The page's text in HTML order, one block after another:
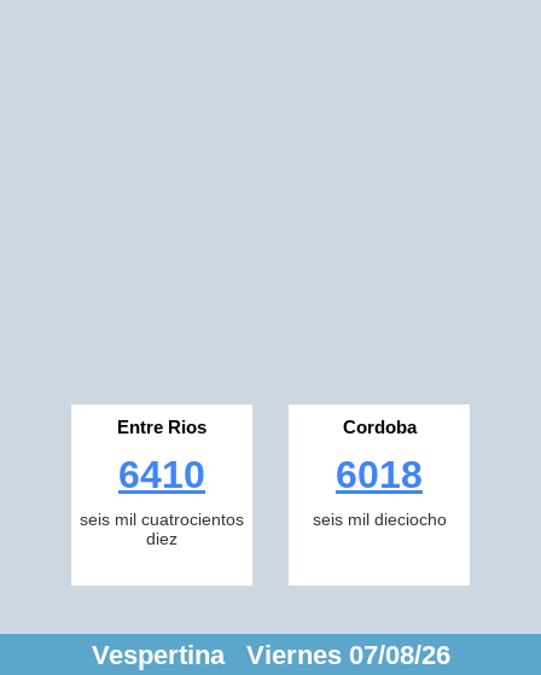
Entre Rios
6410
seis mil cuatrocientos
diez
Cordoba
6018
seis mil dieciocho
Vespertina Viernes 07/08/26